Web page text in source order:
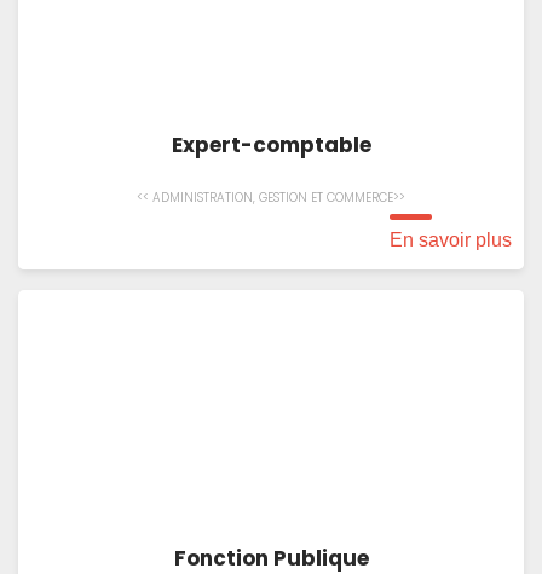
Expert-comptable
<< ADMINISTRATION, GESTION ET COMMERCE>>
En savoir plus
Fonction Publique